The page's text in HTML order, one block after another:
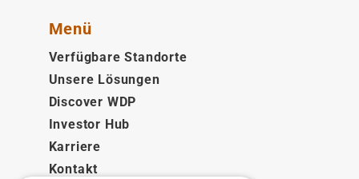
Menü
Verfügbare Standorte
Unsere Lösungen
Discover WDP
Investor Hub
Karriere
Kontakt